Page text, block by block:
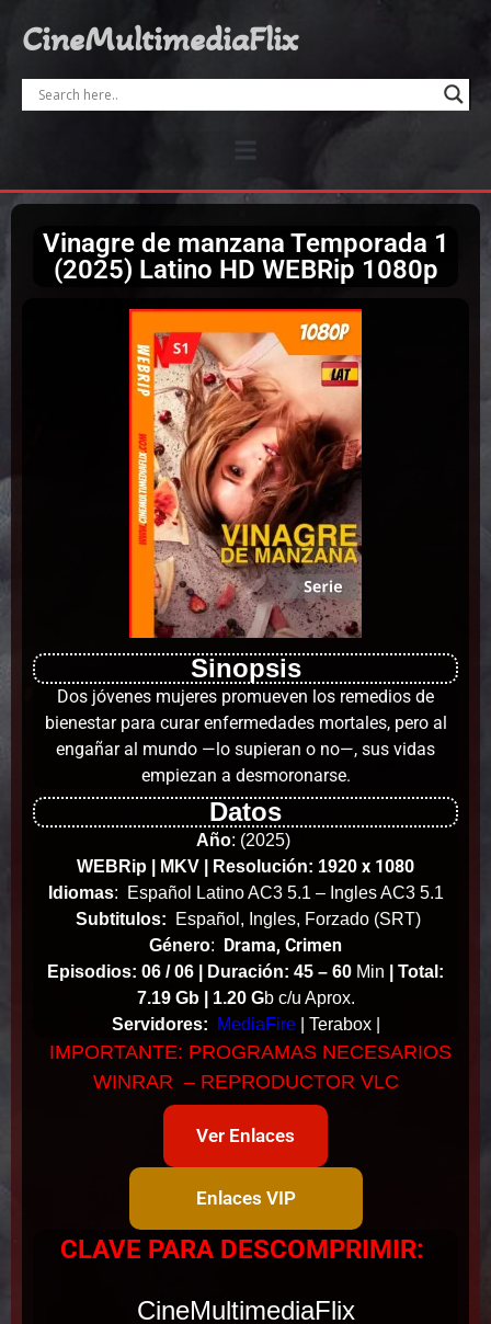
CineMultimediaFlix
Vinagre de manzana Temporada 1
(2025) Latino HD WEBRip 1080p
Sinopsis
Dos jóvenes mujeres promueven los remedios de
bienestar para curar enfermedades mortales, pero al
engañar al mundo —lo supieran o no—, sus vidas
empiezan a desmoronarse.
Datos
Año: (2025)
WEBRip | MKV | Resolución: 1920 x 1080
Idiomas:
Español Latino AC3 5.1 – Ingles AC3 5.1
Subtitulos: Español, Ingles, Forzado (SRT)
Género: Drama, Crimen
Episodios: 06 / 06 | Duración: 45 – 60 Min
Total:
7.19 Gb | 1.20 Gb c/u Aprox.
Servidores:
MediaFire| Terabox |
IMPORTANTE: PROGRAMAS NECESARIOS
WINRAR – REPRODUCTOR VLC
Ver Enlaces
Enlaces VIP
CLAVE PARA DESCOMPRIMIR:
CineMultimediaFlix